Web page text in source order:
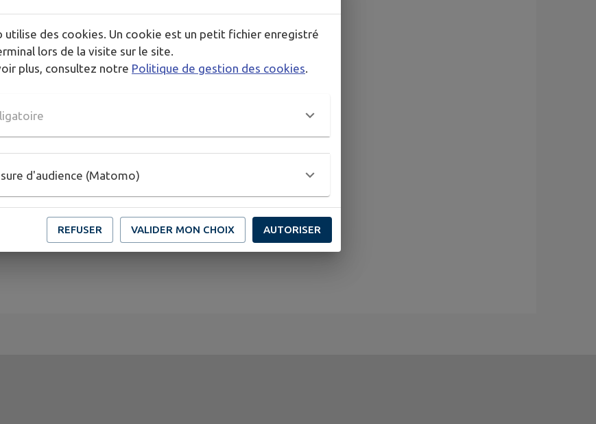
utilise des cookies. Un cookie est un petit fichier enregistré
lors de la visite sur le site.
plus, consultez notre Politique de gestion des cookies.
d'audience (Matomo)
REFUSER VALIDER MON CHOIX AUTORISER